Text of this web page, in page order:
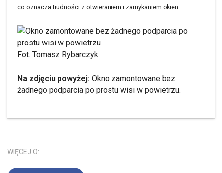
co oznacza trudności z otwieraniem i zamykaniem okien.
Fot. Tomasz Rybarczyk
Na zdjęciu powyżej: Okno zamontowane bez
żadnego podparcia po prostu wisi w powietrzu.
WIĘCEJ O: